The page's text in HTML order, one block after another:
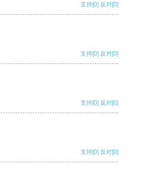
支持[0] 反对[0]
支持[0] 反对[0]
支持[0] 反对[0]
支持[0] 反对[0]